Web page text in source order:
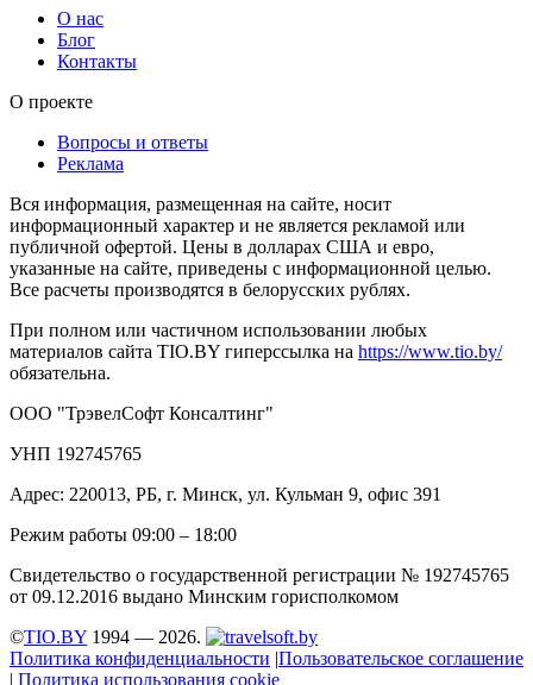
О нас
Блог
Контакты
О проекте
Вопросы и ответы
Реклама
Вся информация, размещенная на сайте, носит
информационный характер и не является рекламой или
публичной офертой. Цены в долларах США и евро,
указанные на сайте, приведены с информационной целью.
Все расчеты производятся в белорусских рублях.
При полном или частичном использовании любых
материалов сайта TIO.BY гиперссылка на https://www.tio.by/
обязательна.
ООО "ТрэвелСофт Консалтинг"
УНП 192745765
Адрес: 220013, РБ, г. Минск, ул. Кульман 9, офис 391
Режим работы 09:00 – 18:00
Свидетельство о государственной регистрации № 192745765
от 09.12.2016 выдано Минским горисполкомом
©TIO.BY 1994 — 2026.
Политика конфиденциальности |Пользовательское соглашение
| Политика использования cookie